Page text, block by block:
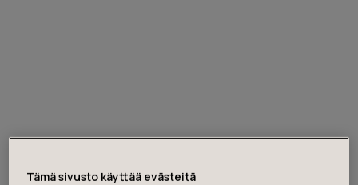
Tämä sivusto käyttää evästeitä